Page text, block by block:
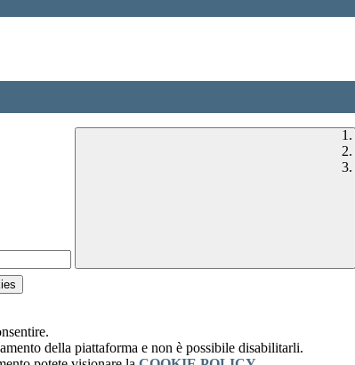
della piattaforma e non è possibile disabilitarli.